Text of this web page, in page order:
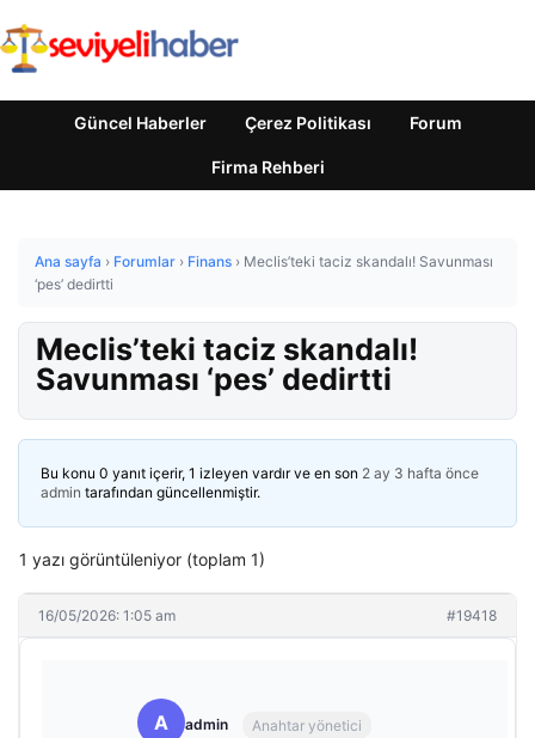
Güncel Haberler Çerez Politikası Forum
Firma Rehberi
Ana sayfa › Forumlar › Finans › Meclis’teki taciz skandalı! Savunması
‘pes’ dedirtti
Meclis’teki taciz skandalı!
Savunması ‘pes’ dedirtti
Bu konu 0 yanıt içerir, 1 izleyen vardır ve en son 2 ay 3 hafta önce
admin tarafından güncellenmiştir.
1 yazı görüntüleniyor (toplam 1)
16/05/2026: 1:05 am #19418
A admin Anahtar yönetici